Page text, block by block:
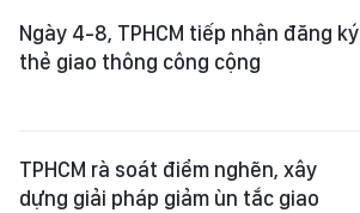
Ngày 4-8, TPHCM tiếp nhận đăng ký
thẻ giao thông công cộng
TPHCM rà soát điểm nghẽn, xây
dựng giải pháp giảm ùn tắc giao